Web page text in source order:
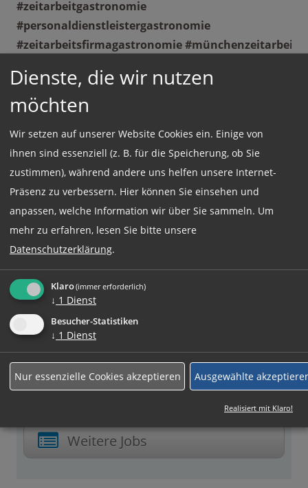
#zeitarbeitgastronomie
#personaldienstleistergastronomie
#zeitarbeitsfirmagastronomie #münchenzeitarbeit
#zeitarbeitsfirmenmünchen
#zeitarbeitinmünchen
#zeitarbeitsfirmamünchen #personalfirma
#gutezeitarbeitsfirmen #zeitarbeitmünchen
Einsatzort:
Beschäftigungsart:
Jetzt online Bewerben
Weitere Jobs
Dienste, die wir nutzen
möchten
Wir setzen auf unserer Website Cookies ein. Einige von
ihnen sind essenziell (z. B. für die Speicherung, ob Sie
zustimmen), während andere uns helfen unsere Internet-
Präsenz zu verbessern. Hier können Sie einsehen und
anpassen, welche Information wir über Sie sammeln. Um
mehr zu erfahren, lesen Sie bitte unsere
Datenschutzerklärung.
Klaro(immer erforderlich)
↓ 1 Dienst
Besucher-Statistiken
↓ 1 Dienst
Nur essenzielle Cookies akzeptieren Ausgewählte
Realisiert mit Klaro!